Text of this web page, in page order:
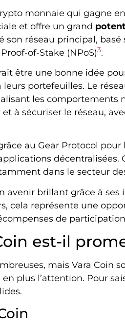
monnaie qui gagne
et offre un grand
son réseau principal,
of-Stake (NPoS)3.
être une bonne idée
portefeuilles. Le
les comportements
à sécuriser le réseau,
au Gear Protocol
décentralisées.
dans le secteur
avenir brillant grâce à
cela représente une
de
est-il
mais Vara Coin
plus l’attention. Pour